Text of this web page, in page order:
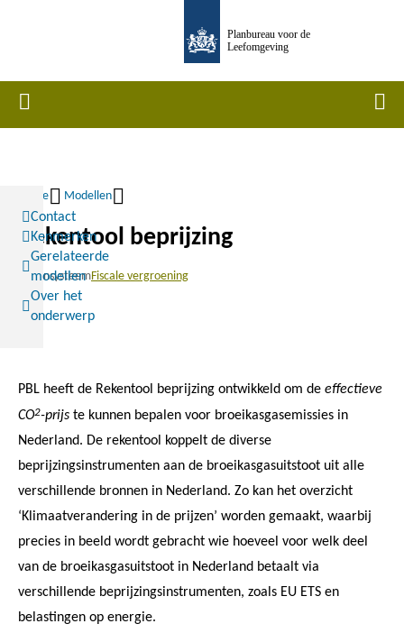
inhoud
Planbureau voor de
Leefomgeving
Home
Kruimelpad
Home Modellen
Rekentool beprijzing
RekensysteemFiscale vergroening
Contact
Kenmerken
Gerelateerde
modellen
Over het
onderwerp
PBL heeft de Rekentool beprijzing ontwikkeld om de effectieve
CO2-prijs te kunnen bepalen voor broeikasgasemissies in
Nederland. De rekentool koppelt de diverse
beprijzingsinstrumenten aan de broeikasgasuitstoot uit alle
verschillende bronnen in Nederland. Zo kan het overzicht
‘Klimaatverandering in de prijzen’ worden gemaakt, waarbij
precies in beeld wordt gebracht wie hoeveel voor welk deel
van de broeikasgasuitstoot in Nederland betaalt via
verschillende beprijzingsinstrumenten, zoals EU ETS en
belastingen op energie.